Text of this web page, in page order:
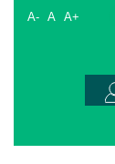
A- A A+